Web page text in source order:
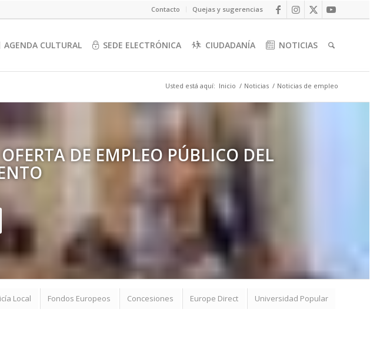
Contacto Quejas y sugerencias
AGENDA CULTURAL SEDE ELECTRÓNICA CIUDADANÍA NOTICIAS
Usted está aquí: Inicio / Noticias / Noticias de empleo
DE EMPLEO PÚBLICO DEL
TRABAJADORES DE ATENTO Y PIDE A
REAL
Local Fondos Europeos Concesiones Europe Direct Universidad Popular